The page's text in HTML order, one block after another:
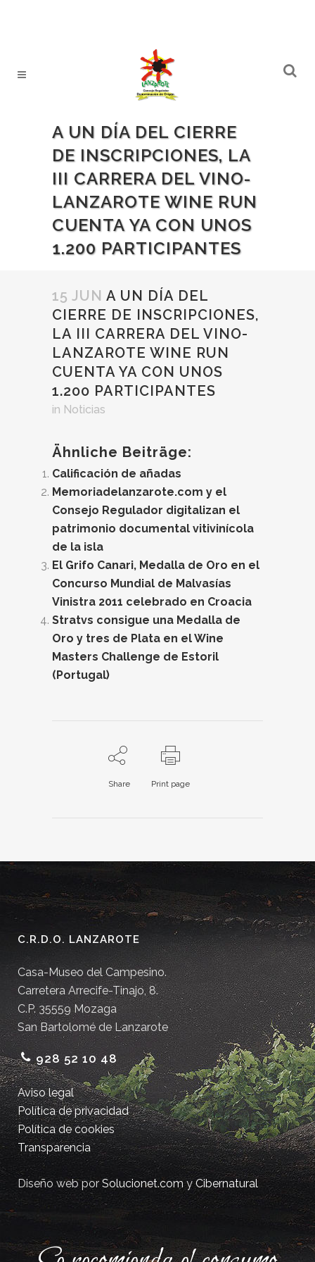
A UN DÍA DEL CIERRE
DE INSCRIPCIONES, LA
III CARRERA DEL VINO-
LANZAROTE WINE RUN
CUENTA YA CON UNOS
1.200 PARTICIPANTES
15 JUN A UN DÍA DEL
CIERRE DE INSCRIPCIONES,
LA III CARRERA DEL VINO-
LANZAROTE WINE RUN
CUENTA YA CON UNOS
1.200 PARTICIPANTES
in Noticias
Ähnliche Beiträge:
Calificación de añadas
Memoriadelanzarote.com y el
Consejo Regulador digitalizan el
patrimonio documental vitivinícola
de la isla
El Grifo Canari, Medalla de Oro en el
Concurso Mundial de Malvasías
Vinistra 2011 celebrado en Croacia
Stratvs consigue una Medalla de
Oro y tres de Plata en el Wine
Masters Challenge de Estoril
(Portugal)
Share Print page
C.R.D.O. LANZAROTE
Casa-Museo del Campesino.
Carretera Arrecife-Tinajo, 8.
C.P. 35559 Mozaga
San Bartolomé de Lanzarote
928 52 10 48
Aviso legal
Política de privacidad
Política de cookies
Transparencia
Diseño web porSolucionet.comyCibernatural